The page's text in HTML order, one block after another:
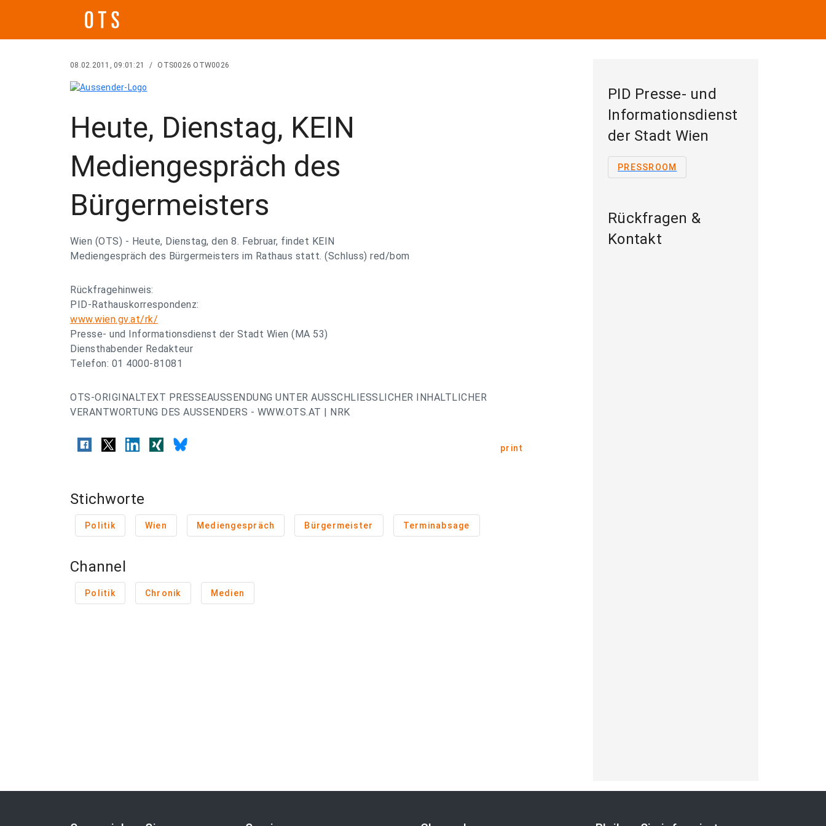
08.02.2011, 09:01:21 / OTS0026 OTW0026
Heute, Dienstag, KEIN
Mediengespräch des
Bürgermeisters
Wien (OTS) - Heute, Dienstag, den 8. Februar, findet KEIN
Mediengespräch des Bürgermeisters im Rathaus statt. (Schluss) red/bom
Rückfragehinweis:
PID-Rathauskorrespondenz:
www.wien.gv.at/rk/
Presse- und Informationsdienst der Stadt Wien (MA 53)
Diensthabender Redakteur
Telefon: 01 4000-81081
OTS-ORIGINALTEXT PRESSEAUSSENDUNG UNTER AUSSCHLIESSLICHER INHALTLICHER
VERANTWORTUNG DES AUSSENDERS - WWW.OTS.AT | NRK
print
Stichworte
Politik Wien Mediengespräch Bürgermeister Terminabsage
Channel
Politik Chronik Medien
PID Presse- und
Informationsdienst
der Stadt Wien
PRESSROOM
Rückfragen &
Kontakt